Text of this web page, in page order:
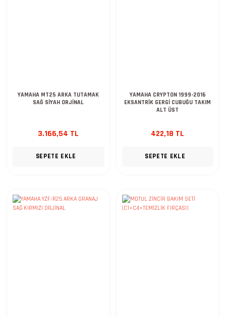
YAMAHA MT25 ARKA TUTAMAK
SAĞ SİYAH ORJİNAL
3.166,54 TL
SEPETE EKLE
YAMAHA CRYPTON 1999-2016
EKSANTRİK GERGİ CUBUĞU TAKIM
ALT ÜST
422,18 TL
SEPETE EKLE